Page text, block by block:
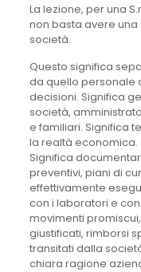
La lezione, per una
non basta avere
società.
Questo significa
da quello personale
decisioni. Significa
società,
e familiari. Significa
la realtà economica.
Significa
preventivi, piani di
effettivamente
con i laboratori e
movimenti
giustificati, rimborsi
transitati dalla
chiara ragione